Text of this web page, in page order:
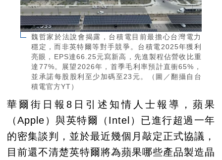
魏哲家於法說會揭露，台積電目前最擔心台灣電力
穩定，而非英特爾等對手競爭。台積電2025年獲利
亮眼，EPS達66.25元寫新高，先進製程佔營收比重
達77%。展望2026年，首季毛利率預計直衝65%，
並承諾每股股利至少加碼至23元。（圖／翻攝自台
積電官方YT）
華爾街日報8日引述知情人士報導，蘋果
（Apple）與英特爾（Intel）已進行超過一年
的密集談判，並於最近幾個月敲定正式協議，
目前還不清楚英特爾將為蘋果哪些產品製造晶